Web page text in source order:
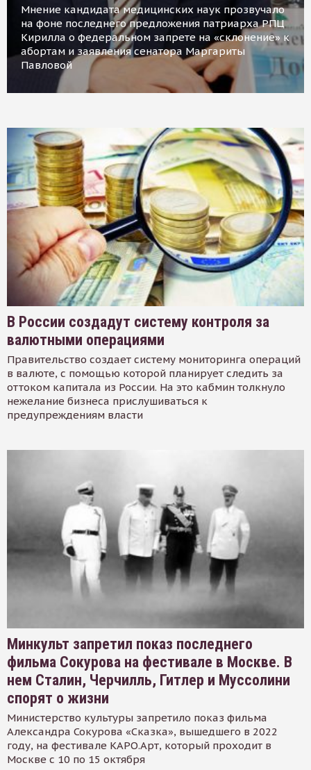
Мнение кандидата медицинских наук прозвучало
на фоне последнего предложения патриарха РПЦ
Кирилла о федеральном запрете на «склонение» к
абортам и заявления сенатора Маргариты
Павловой
В России создадут систему контроля за
валютными операциями
Правительство создает систему мониторинга операций
в валюте, с помощью которой планирует следить за
оттоком капитала из России. На это кабмин толкнуло
нежелание бизнеса прислушиваться к
предупреждениям власти
Минкульт запретил показ последнего
фильма Сокурова на фестивале в Москве. В
нем Сталин, Черчилль, Гитлер и Муссолини
спорят о жизни
Министерство культуры запретило показ фильма
Александра Сокурова «Сказка», вышедшего в 2022
году, на фестивале КАРО.Арт, который проходит в
Москве с 10 по 15 октября